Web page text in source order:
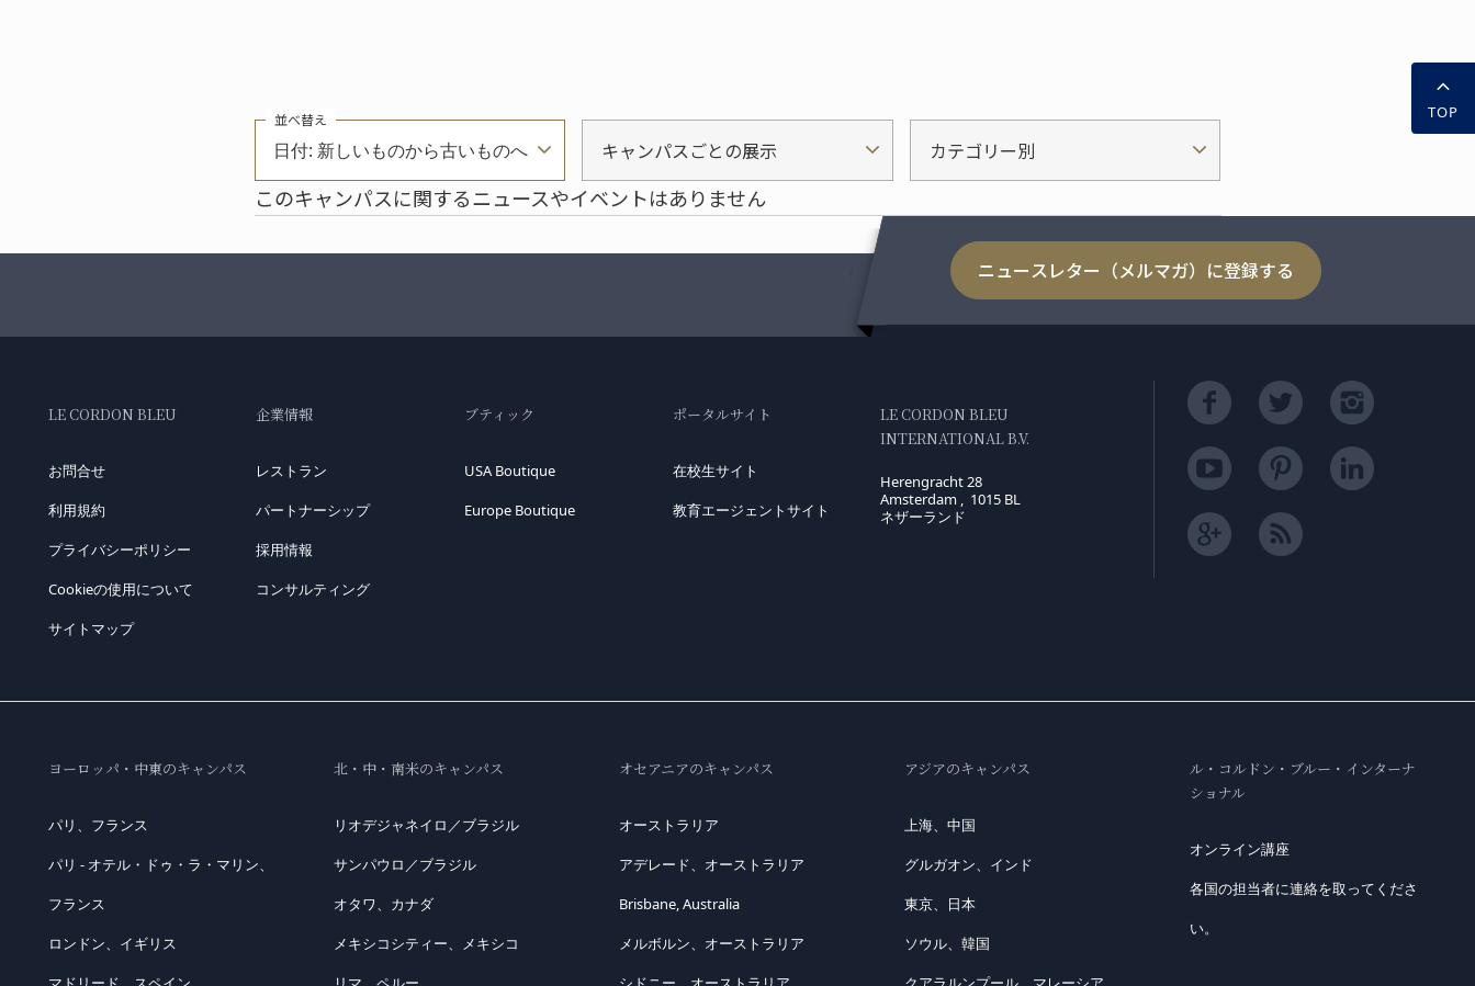
日付: 新しいものから古いものへ
並べ替え
キャンパスごとの展示 カテゴリー別
このキャンパスに関するニュースやイベントはありません
ニュースレター（メルマガ）に登録する
TOP
LE CORDON BLEU
お問合せ
利用規約
プライバシーポリシー
Cookieの使用について
サイトマップ
企業情報
レストラン
パートナーシップ
採用情報
コンサルティング
ブティック
USA Boutique
Europe Boutique
ポータルサイト
在校生サイト
教育エージェントサイト
LE CORDON BLEU
INTERNATIONAL B.V.
Herengracht 28
Amsterdam , 1015 BL
ネザーランド
ヨーロッパ・中東のキャンパス
パリ、フランス
パリ - オテル・ドゥ・ラ・マリン、
フランス
ロンドン、イギリス
北・中・南米のキャンパス
リオデジャネイロ／ブラジル
サンパウロ／ブラジル
オタワ、カナダ
メキシコシティー、メキシコ
オセアニアのキャンパス
オーストラリア
アデレード、オーストラリア
Brisbane, Australia
メルボルン、オーストラリア
アジアのキャンパス
上海、中国
グルガオン、インド
東京、日本
ソウル、韓国
ル・コルドン・ブルー・インターナ
ショナル
オンライン講座
各国の担当者に連絡を取ってくださ
い。